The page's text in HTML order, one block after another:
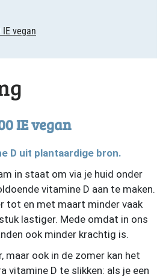
IE vegan
D uit plantaardige bron.
in staat om via je huid onder
vitamine D aan te maken.
tot en met maart minder vaak
lastiger. Mede omdat in ons
ook minder krachtig is.
maar ook in de zomer kan het
vitamine D te slikken: als je een
vegan